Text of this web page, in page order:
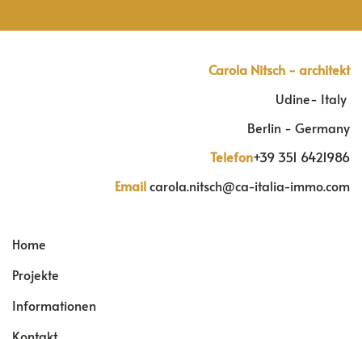
Carola Nitsch - architekt
Udine- Italy
Berlin - Germany
Telefon+39 351 6421986
Emailcarola.nitsch@ca-italia-immo.com
Home
Projekte
Informationen